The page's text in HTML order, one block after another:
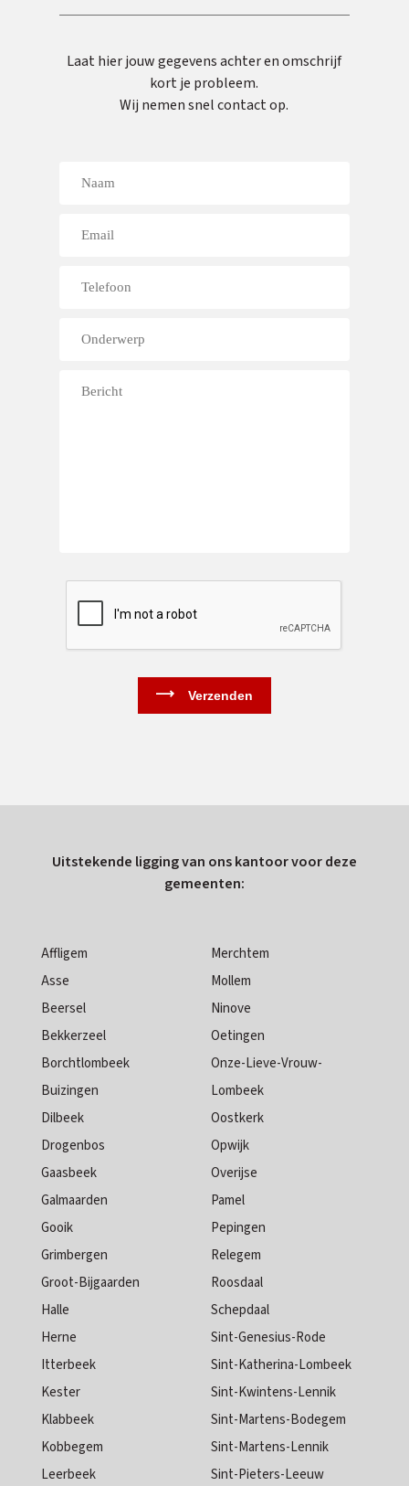
Laat hier jouw gegevens achter en omschrijf
kort je probleem.
Wij nemen snel contact op.
Uitstekende ligging van ons kantoor voor deze
gemeenten:
Affligem
Asse
Beersel
Bekkerzeel
Borchtlombeek
Buizingen
Dilbeek
Drogenbos
Gaasbeek
Galmaarden
Gooik
Grimbergen
Groot-Bijgaarden
Halle
Herne
Itterbeek
Kester
Klabbeek
Kobbegem
Leerbeek
Merchtem
Mollem
Ninove
Oetingen
Onze-Lieve-Vrouw-
Lombeek
Oostkerk
Opwijk
Overijse
Pamel
Pepingen
Relegem
Roosdaal
Schepdaal
Sint-Genesius-Rode
Sint-Katherina-Lombeek
Sint-Kwintens-Lennik
Sint-Martens-Bodegem
Sint-Martens-Lennik
Sint-Pieters-Leeuw